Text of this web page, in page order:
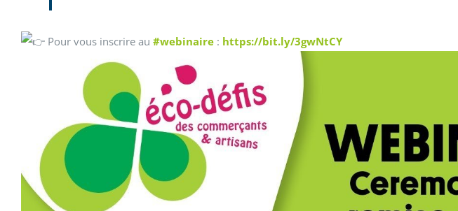
Pour vous inscrire au #webinaire : https://bit.ly/3gwNtCY